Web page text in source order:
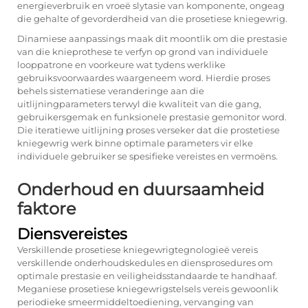
energieverbruik en vroeë slytasie van komponente, ongeag
die gehalte of gevorderdheid van die prosetiese kniegewrig.
Dinamiese aanpassings maak dit moontlik om die prestasie
van die knieprothese te verfyn op grond van individuele
looppatrone en voorkeure wat tydens werklike
gebruiksvoorwaardes waargeneem word. Hierdie proses
behels sistematiese veranderinge aan die
uitlijningparameters terwyl die kwaliteit van die gang,
gebruikersgemak en funksionele prestasie gemonitor word.
Die iteratiewe uitlijning proses verseker dat die prostetiese
kniegewrig werk binne optimale parameters vir elke
individuele gebruiker se spesifieke vereistes en vermoëns.
Onderhoud en duursaamheid
faktore
Diensvereistes
Verskillende prosetiese kniegewrigtegnologieë vereis
verskillende onderhoudskedules en diensprosedures om
optimale prestasie en veiligheidsstandaarde te handhaaf.
Meganiese prosetiese kniegewrigstelsels vereis gewoonlik
periodieke smeermiddeltoediening, vervanging van